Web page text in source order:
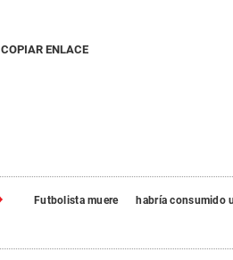
COPIAR ENLACE
Futbolista muere
habría consumido